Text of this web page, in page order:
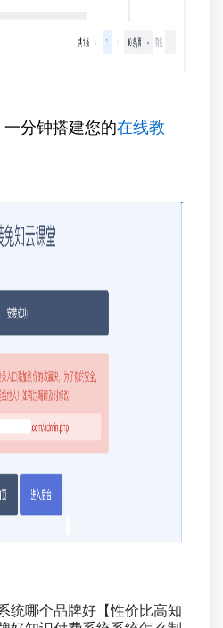
分钟搭建您的在线教
统哪个品牌好【性价比高知